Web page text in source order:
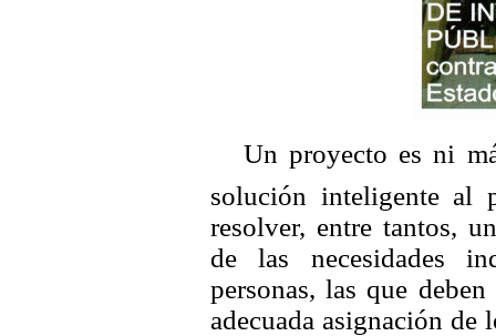
 Un proyecto es ni
solución inteligente al
resolver, entre tantos,
de las necesidades
personas, las que
adecuada asignación de